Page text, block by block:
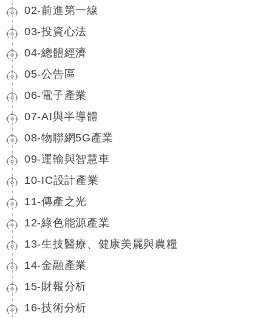
02-前進第一線
03-投資心法
04-總體經濟
05-公告區
06-電子產業
07-AI與半導體
08-物聯網5G產業
09-運輸與智慧車
10-IC設計產業
11-傳產之光
12-綠色能源產業
13-生技醫療、健康美麗與農糧
14-金融產業
15-財報分析
16-技術分析